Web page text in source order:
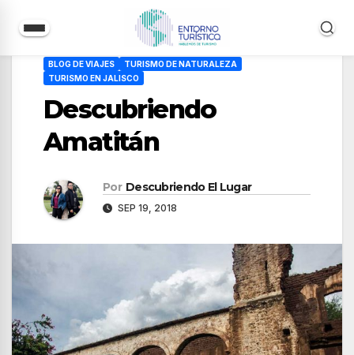
BLOG DE VIAJES
TURISMO DE NATURALEZA
TURISMO EN JALISCO
Descubriendo
Amatitán
Por Descubriendo El Lugar
SEP 19, 2018